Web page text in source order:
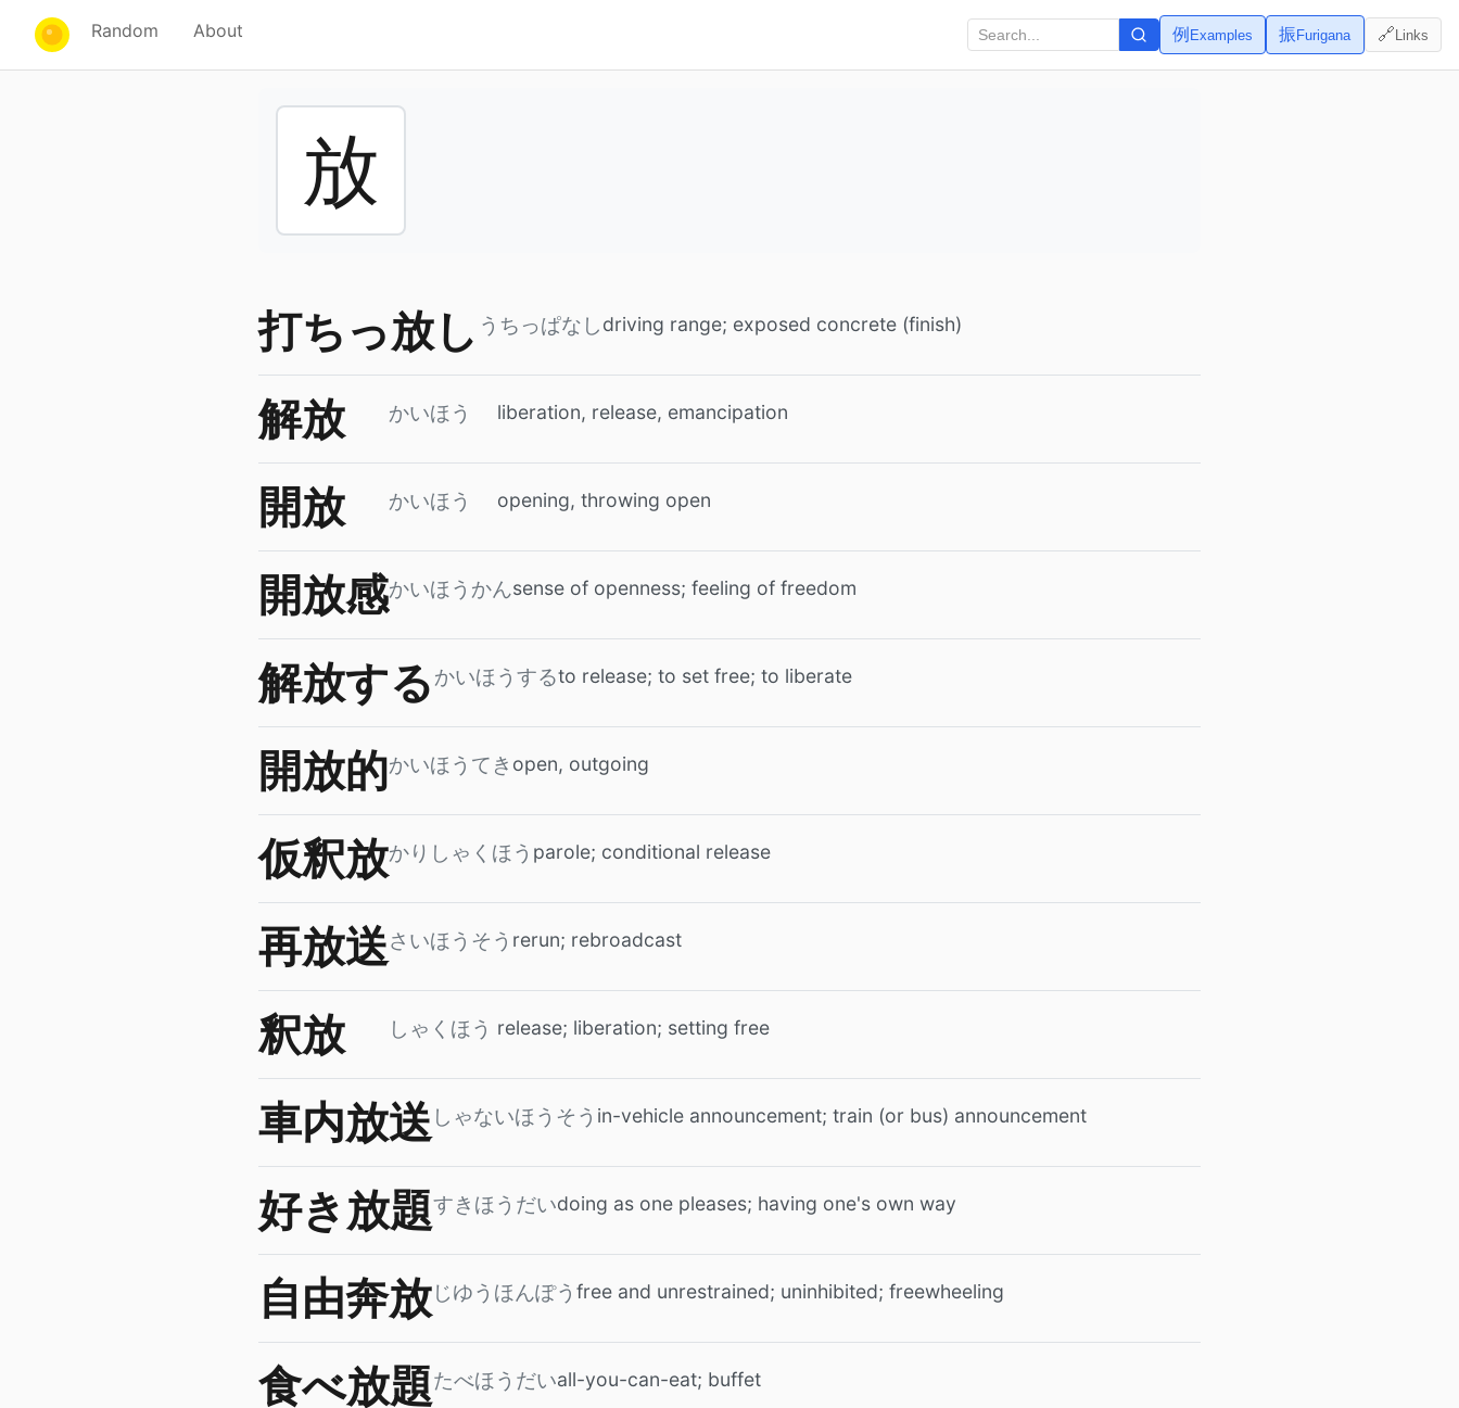
Random About 例 Examples 振Furigana 🔗Links
放
打ちっ放し うちっぱなしdriving range; exposed concrete (finish)
解放 かいほう liberation, release, emancipation
開放 かいほう opening, throwing open
開放感かいほうかんsense of openness; feeling of freedom
解放する かいほうするto release; to set free; to liberate
開放的かいほうてき open, outgoing
仮釈放かりしゃくほう parole; conditional release
再放送さいほうそう rerun; rebroadcast
釈放 しゃくほう release; liberation; setting free
車内放送 しゃないほうそう in-vehicle announcement; train (or bus) announcement
好き放題すきほうだいdoing as one pleases; having one's own way
自由奔放じゆうほんぽう free and unrestrained; uninhibited; freewheeling
食べ放題たべほうだいall-you-can-eat; buffet